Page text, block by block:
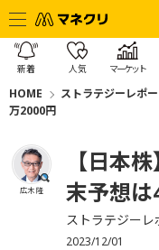
新着 人気 マーケット
HOME ストラテジーレポ
万2000円
広木 隆
【日本
末予想
ストラテジーレ
2023/12/01